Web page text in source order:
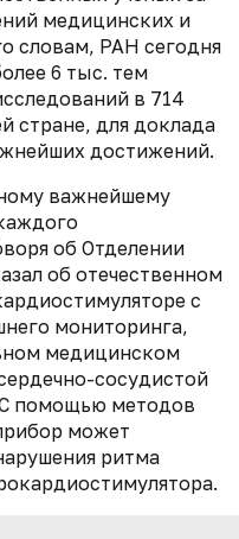
медицинских и
словам, РАН сегодня
6 тыс. тем
в 714
стране, для доклада
достижений.
важнейшему
об Отделении
об отечественном
с
мониторинга,
медицинском
сосудистой
помощью методов
может
ритма